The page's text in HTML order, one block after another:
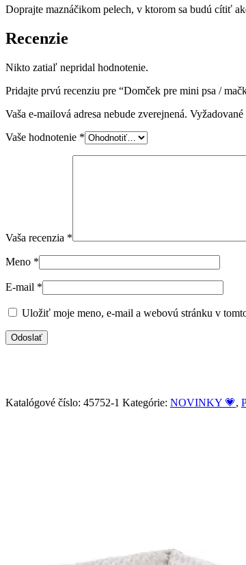
Doprajte maznáčikom pelech, v ktorom sa budú cítiť
Recenzie
Nikto zatiaľ nepridal hodnotenie.
Pridajte prvú recenziu pre “Domček pre mini psa /
Vaša e-mailová adresa nebude zverejnená. Vyžadované
Vaše hodnotenie *
Vaša recenzia *
Meno *
E-mail *
Uložiť moje meno, e-mail a webovú stránku v
Katalógové číslo: 45752-1 Kategórie: NOVINKY 💗,